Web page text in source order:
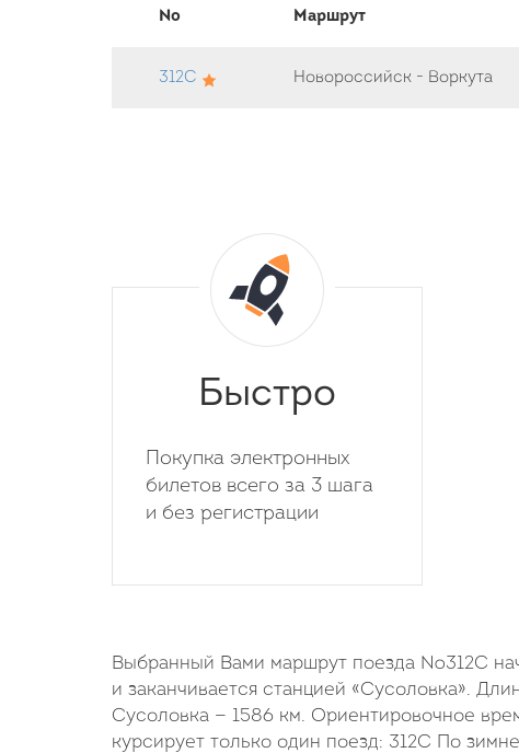
No Маршрут
312С Новороссийск - Воркута
Быстро
Покупка электронных
билетов всего за 3 шага
и без регистрации
Выбранный Вами маршрут поезда №312С
и заканчивается станцией «Сусоловка».
Сусоловка — 1586 км. Ориентировочное
курсирует только один поезд: 312С По